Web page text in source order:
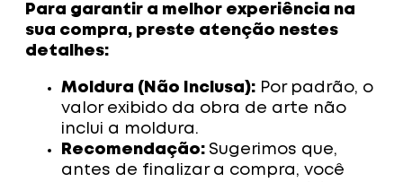
Para garantir a melhor experiência na
sua compra, preste atenção nestes
detalhes:
Moldura (Não Inclusa): Por padrão, o
valor exibido da obra de arte não
inclui a moldura.
Recomendação: Sugerimos que,
antes de finalizar a compra, você